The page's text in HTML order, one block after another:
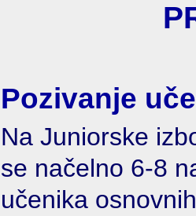
Pozivanje
Na Juniorske
se načelno 6-8
učenika